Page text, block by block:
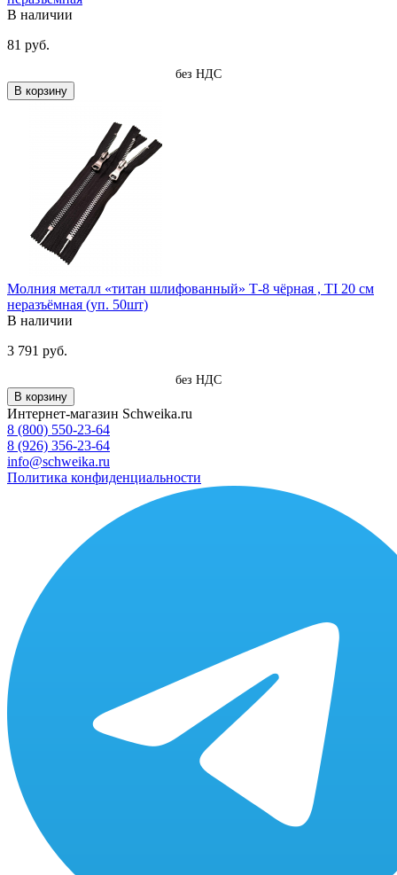
В наличии
81 руб.
без НДС
В корзину
Молния металл «титан шлифованный» Т-8 чёрная , TI 20 см
неразъёмная (уп. 50шт)
В наличии
3 791 руб.
без НДС
В корзину
Интернет-магазин Schweika.ru
8 (800) 550-23-64
8 (926) 356-23-64
info@schweika.ru
Политика конфиденциальности